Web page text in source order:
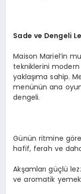
Sade ve Dengeli
Maison Mariel’in
tekniklerini
yaklaşıma sahip.
menünün ana
dengeli.
Günün ritmine
hafif, ferah ve daha
Akşamları güçlü
ve aromatik